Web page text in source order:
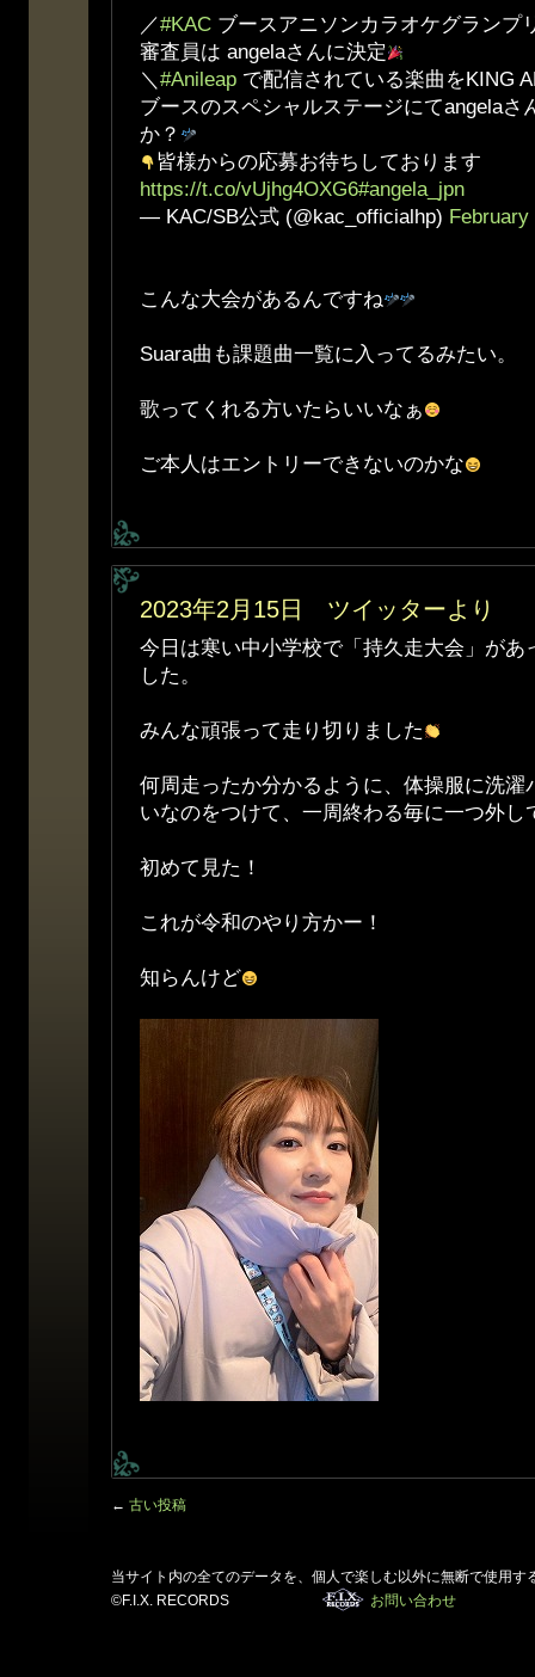
／#KAC ブースアニソンカラオケグランプ
審査員は angelaさんに決定
＼ #Anileap で配信されている楽曲をKING
ブースのスペシャルステージにてangelaさ
か？
皆様からの応募お待ちしております
https://t.co/vUjhg4OXG6#angela_jpn
— KAC/SB公式 (@kac_officialhp) February
こんな大会があるんですね
Suara曲も課題曲一覧に入ってるみたい。
歌ってくれる方いたらいいなぁ
ご本人はエントリーできないのかな
2023年2月15日 ツイッターより
今日は寒い中小学校で「持久走大会」があ
した。
みんな頑張って走り切りました
何周走ったか分かるように、体操服に洗濯
いなのをつけて、一周終わる毎に一つ外し
初めて見た！
これが令和のやり方かー！
知らんけど
← 古い投稿
当サイト内の全てのデータを、個人で楽しむ以外に無断で使用す
©F.I.X. RECORDS
お問い合わせ